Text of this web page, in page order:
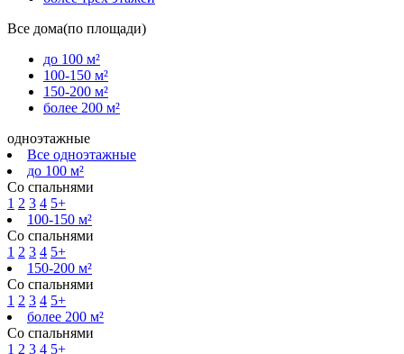
Все дома(по площади)
до 100 м²
100-150 м²
150-200 м²
более 200 м²
одноэтажные
Все одноэтажные
до 100 м²
Со спальнями
1 2 3 4 5+
100-150 м²
Со спальнями
1 2 3 4 5+
150-200 м²
Со спальнями
1 2 3 4 5+
более 200 м²
Со спальнями
1 2 3 4 5+